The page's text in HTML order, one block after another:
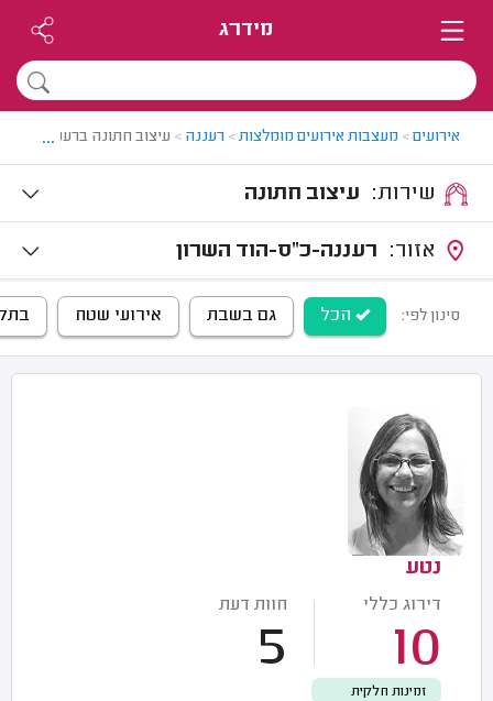
מידרג
אירועים> מעצבות אירועים מומלצות> רעננה > עיצוב חתונה ברעננה
...
עיצוב חתונה
רעננה-כ"ס-הוד השרון
סינון לפי: הכל גם בשבת אירועי שטח
נטע
דירוג כללי
10
חוות דעת
5
זמינות חלקית